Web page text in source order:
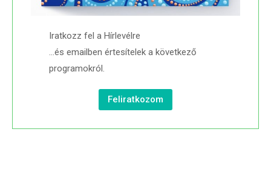
Iratkozz fel a Hírlevélre
…és emailben értesítelek a következő
programokról.
Feliratkozom